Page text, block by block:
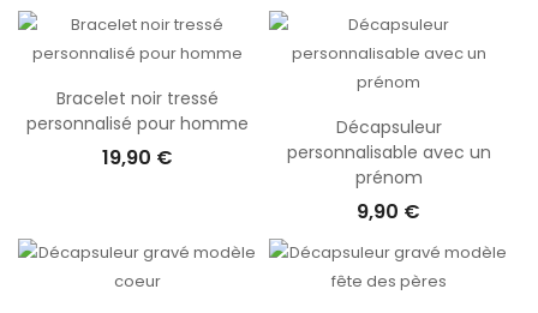
Bracelet noir tressé
personnalisé pour homme
19,90 €
Décapsuleur
personnalisable avec un
prénom
9,90 €